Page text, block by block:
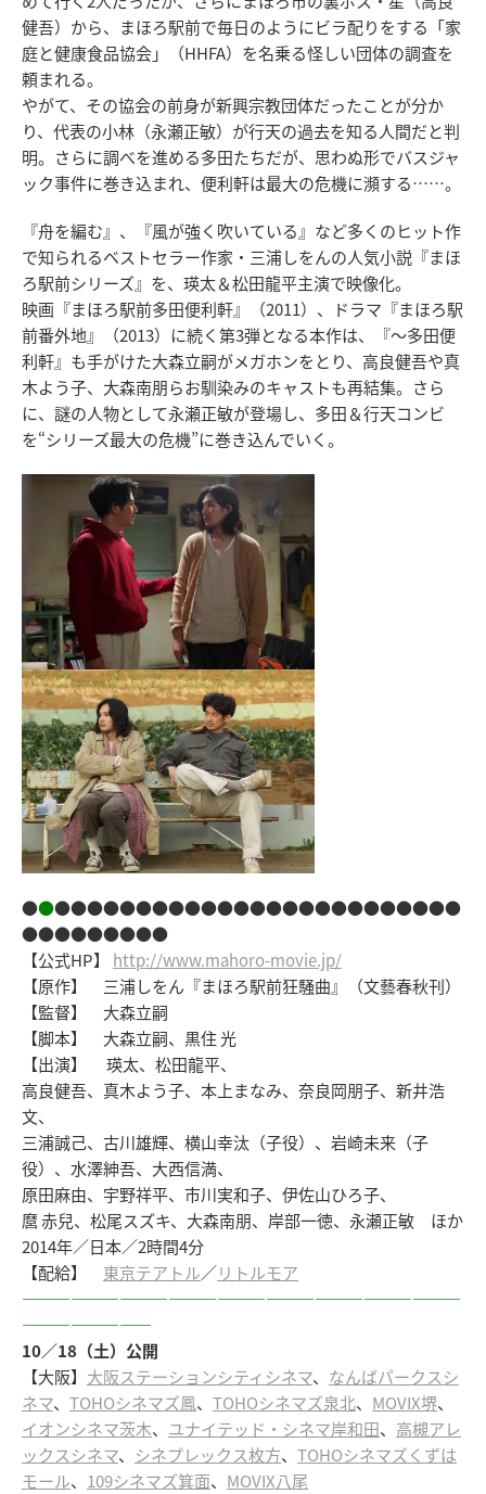
健吾）から、まほろ駅前で毎日のようにビラ配りをする「家
庭と健康食品協会」（HHFA）を名乗る怪しい団体の調査を
頼まれる。
やがて、その協会の前身が新興宗教団体だったことが分か
り、代表の小林（永瀬正敏）が行天の過去を知る人間だと判
明。さらに調べを進める多田たちだが、思わぬ形でバスジャ
ック事件に巻き込まれ、便利軒は最大の危機に瀕する……。
『舟を編む』、『風が強く吹いている』など多くのヒット作
で知られるベストセラー作家・三浦しをんの人気小説『まほ
ろ駅前シリーズ』を、瑛太＆松田龍平主演で映像化。
映画『まほろ駅前多田便利軒』（2011）、ドラマ『まほろ駅
前番外地』（2013）に続く第3弾となる本作は、『～多田便
利軒』も手がけた大森立嗣がメガホンをとり、高良健吾や真
木よう子、大森南朋らお馴染みのキャストも再結集。さら
に、謎の人物として永瀬正敏が登場し、多田＆行天コンビ
を“シリーズ最大の危機”に巻き込んでいく。
●●●●●●●●●●●●●●●●●●●●●●●●●●●
●●●●●●●●●
【公式HP】 http://www.mahoro-movie.jp/
【原作】 三浦しをん『まほろ駅前狂騒曲』（文藝春秋刊）
【監督】 大森立嗣
【脚本】 大森立嗣、黒住 光
【出演】 瑛太、松田龍平、
高良健吾、真木よう子、本上まなみ、奈良岡朋子、新井浩
文、
三浦誠己、古川雄輝、横山幸汰（子役）、岩崎未来（子
役）、水澤紳吾、大西信満、
原田麻由、宇野祥平、市川実和子、伊佐山ひろ子、
麿 赤兒、松尾スズキ、大森南朋、岸部一徳、永瀬正敏 ほか
2014年／日本／2時間4分
【配給】 東京テアトル／リトルモア
―――――――――――――――――――――――――――
――――――――
10／18（土）公開
【大阪】 大阪ステーションシティシネマ、 なんばパークスシ
ネマ、 TOHOシネマズ鳳、 TOHOシネマズ泉北、 MOVIX堺、
イオンシネマ茨木、 ユナイテッド・シネマ岸和田、 高槻アレ
ックスシネマ、 シネプレックス枚方、 TOHOシネマズくずは
モール、 109シネマズ箕面、 MOVIX八尾